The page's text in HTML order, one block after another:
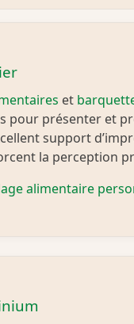
et
pour présenter et
support
la perception
alimentaire